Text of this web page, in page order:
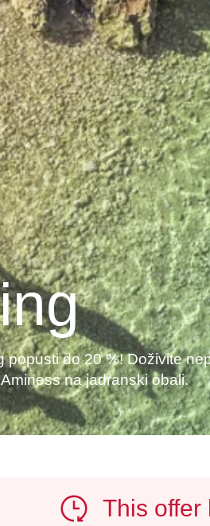
popusti do 20 %! Doživite
na jadranski obali.
This offer